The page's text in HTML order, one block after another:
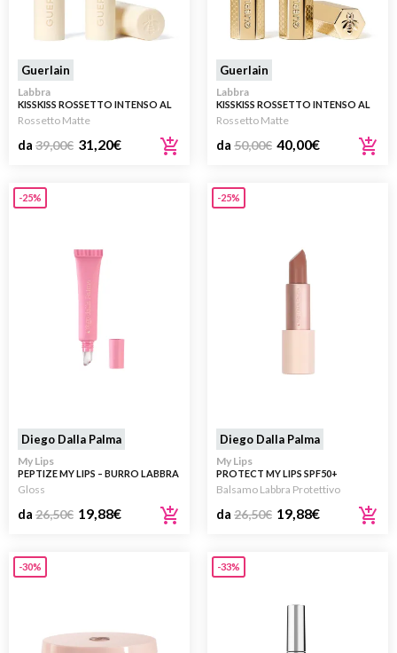
Guerlain
Labbra
KISSKISS ROSSETTO INTENSO AL
MIELE – RICARICA
Rossetto Matte
da 39,00€ 31,20€
Guerlain
Labbra
KISSKISS ROSSETTO INTENSO AL
MIELE
Rossetto Matte
da 50,00€ 40,00€
-25%
Diego Dalla Palma
My Lips
PEPTIZE MY LIPS – BURRO LABBRA
VOLUMIZZANTE IDRATANTE
Gloss
da 26,50€ 19,88€
-25%
Diego Dalla Palma
My Lips
PROTECT MY LIPS SPF50+
Balsamo Labbra Protettivo
da 26,50€ 19,88€
-30% -33%